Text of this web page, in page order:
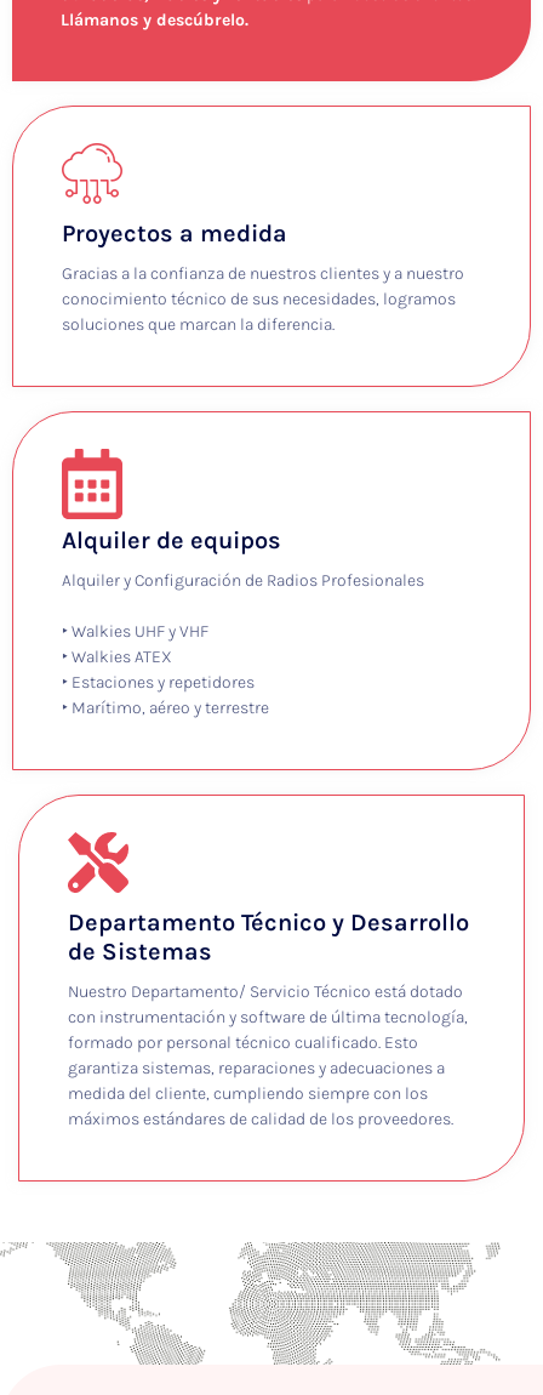
Llámanos y descúbrelo.
Proyectos a medida
Gracias a la confianza de nuestros clientes y a nuestro
conocimiento técnico de sus necesidades, logramos
soluciones que marcan la diferencia.
Alquiler de equipos
Alquiler y Configuración de Radios Profesionales
‣ Walkies UHF y VHF
‣ Walkies ATEX
‣ Estaciones y repetidores
‣ Marítimo, aéreo y terrestre
Departamento Técnico y Desarrollo
de Sistemas
Nuestro Departamento/ Servicio Técnico está dotado
con instrumentación y software de última tecnología,
formado por personal técnico cualificado. Esto
garantiza sistemas, reparaciones y adecuaciones a
medida del cliente, cumpliendo siempre con los
máximos estándares de calidad de los proveedores.